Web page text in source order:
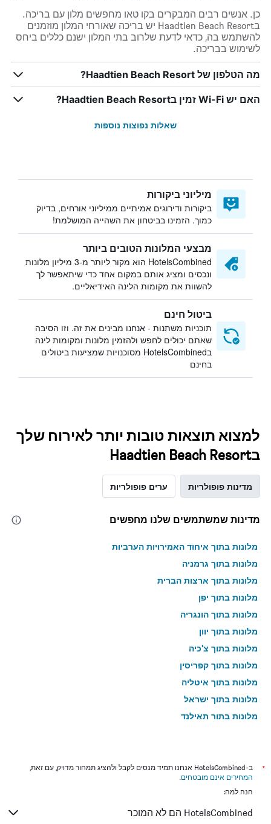
כן. אנשים רבים המבקרים בקו טאו מחפשים מלון עם בריכה.
בHaadtien Beach Resort יש בריכה שאורחי המלון מוזמנים
להשתמש בה, כדאי לדעת שלרוב בתי המלון ישנם כללים ביחס
לשימוש בבריכה.
מה הטלפון של Haadtien Beach Resort?
האם יש Wi-Fi זמין בHaadtien Beach Resort?
שאלות נפוצות נוספות
מיליוני ביקורות
ביקורות ודירוגים אמיתיים ממיליוני אורחים, בדיוק
כמוך. הזמינו בביטחון את השהייה המושלמת!
מבצעי המלונות הטובים ביותר
HotelsCombined הוא מקור ליותר מ-3 מיליון מלונות
ונכסים ומציג אותם במקום אחד כדי שיתאפשר לך
להשוות את מקומות הלינה האידיאליים.
ביטול חינם
תוכניות משתנות - אנחנו מבינים את זה. וזו הסיבה
שאתם יכולים לחפש ולהזמין מלונות ומקומות לינה
בHotelsCombined מסוכנויות שמציעות ביטולים
בחינם
למצוא תוצאות טובות יותר לאירוח שלך
בHaadtien Beach Resort
מדינות פופולריות ערים פופולריות
מדינות שמשתמשים שלנו מחפשים
מלונות בתוך איחוד האמירויות הערביות
מלונות בתוך גרמניה
מלונות בתוך ארצות הברית
מלונות בתוך יפן
מלונות בתוך הונגריה
מלונות בתוך יוון
מלונות בתוך צ'כיה
מלונות בתוך קפריסין
מלונות בתוך איטליה
מלונות בתוך ישראל
מלונות בתוך תאילנד
*
ב-HotelsCombined אנחנו תמיד מנסים לקבל ולהציג תמחור מדויק, עם זאת,
המחירים אינם מובטחים.
הנה למה:
HotelsCombined הם לא המוכר